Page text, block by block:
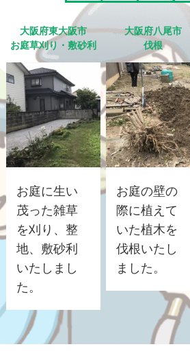
大阪府東大阪市
お庭草刈り・敷砂利
お庭に生い
茂った雑草
を刈り、整
地、敷砂利
いたしまし
た。
大阪府八尾市
伐根
お庭の壁の
際に植えて
いた植木を
伐根いたし
ました。